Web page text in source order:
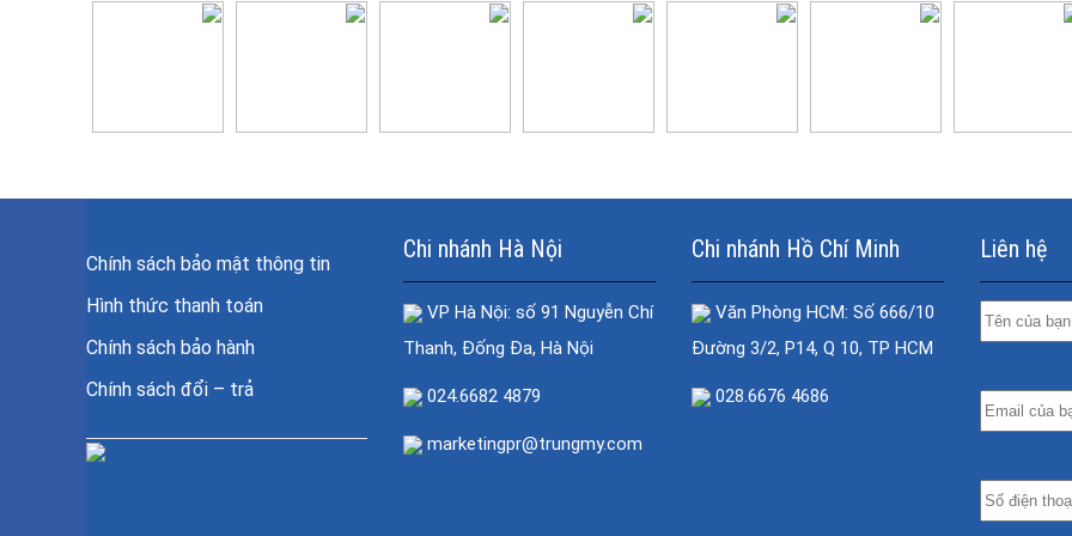
Chính sách bảo mật thông tin
Hình thức thanh toán
Chính sách bảo hành
Chính sách đổi – trả
Chi nhánh Hà Nội
VP Hà Nội: số 91 Nguyễn Chí
Thanh, Đống Đa, Hà Nội
024.6682 4879
marketingpr@trungmy.com
Chi nhánh Hồ Chí Minh
Văn Phòng HCM: Số 666/10
Đường 3/2, P14, Q 10, TP HCM
028.6676 4686
Liên hệ